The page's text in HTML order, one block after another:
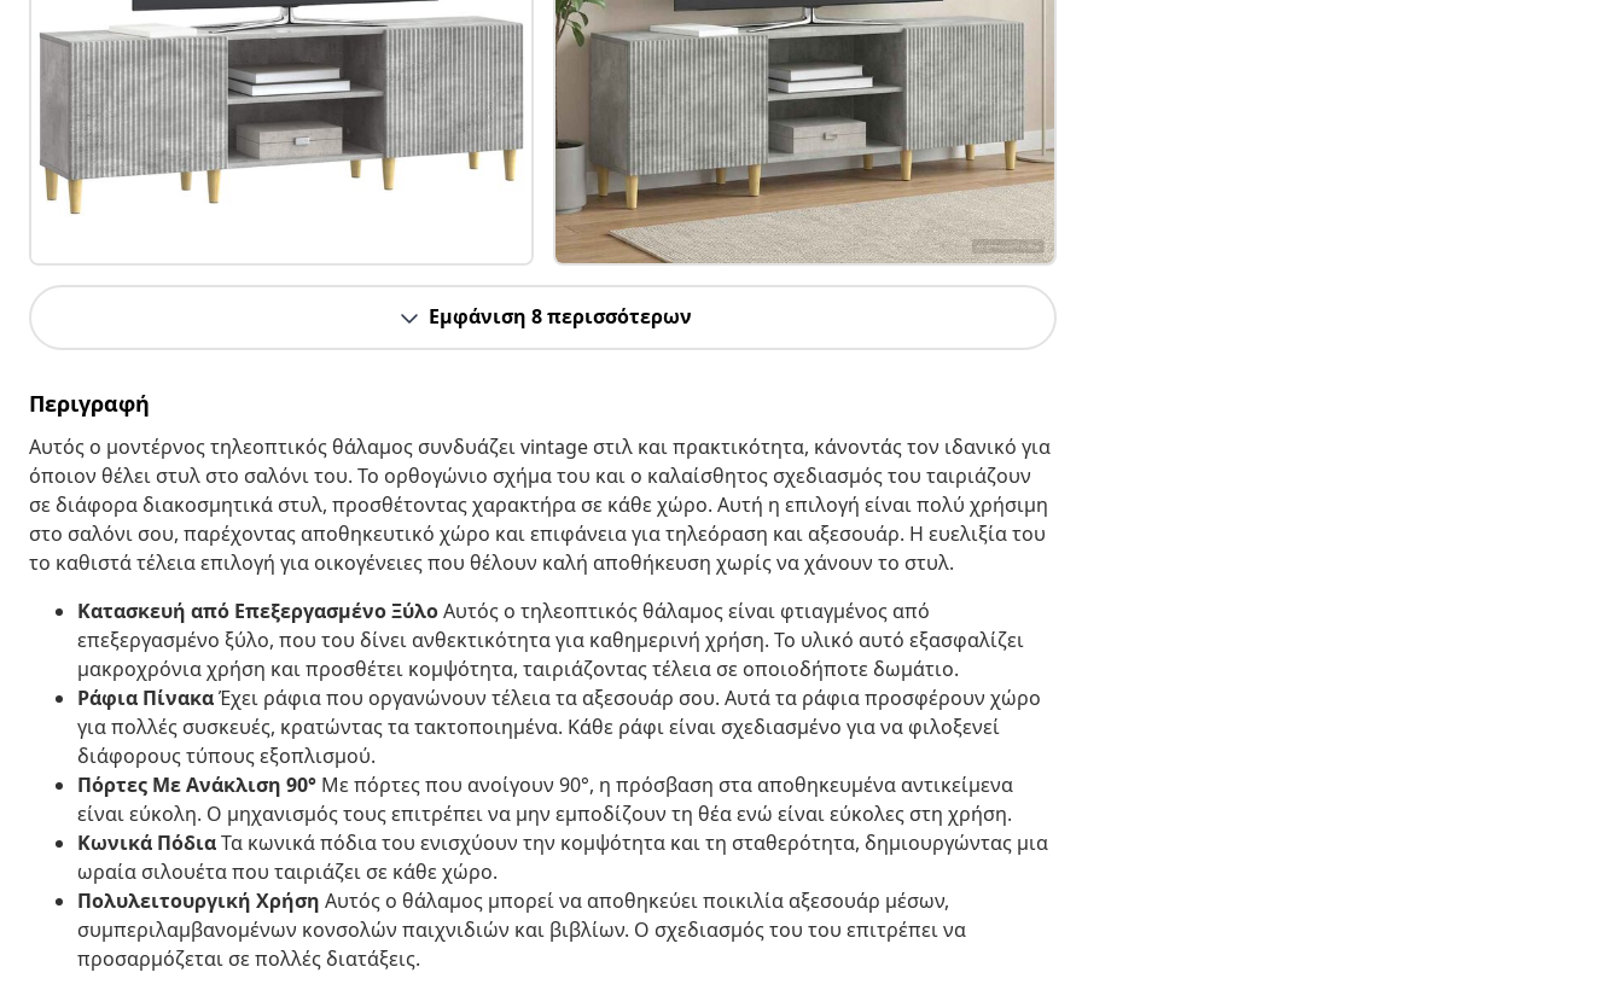
Εμφάνιση 8 περισσότερων
Περιγραφή
Αυτός ο μοντέρνος τηλεοπτικός θάλαμος συνδυάζει vintage στιλ και πρακτικότητα, κάνοντάς τον ιδανικό για
όποιον θέλει στυλ στο σαλόνι του. Το ορθογώνιο σχήμα του και ο καλαίσθητος σχεδιασμός του ταιριάζουν
σε διάφορα διακοσμητικά στυλ, προσθέτοντας χαρακτήρα σε κάθε χώρο. Αυτή η επιλογή είναι πολύ χρήσιμη
στο σαλόνι σου, παρέχοντας αποθηκευτικό χώρο και επιφάνεια για τηλεόραση και αξεσουάρ. Η ευελιξία του
το καθιστά τέλεια επιλογή για οικογένειες που θέλουν καλή αποθήκευση χωρίς να χάνουν το στυλ.
Κατασκευή από Επεξεργασμένο ΞύλοΑυτός ο τηλεοπτικός θάλαμος είναι φτιαγμένος από
επεξεργασμένο ξύλο, που του δίνει ανθεκτικότητα για καθημερινή χρήση. Το υλικό αυτό εξασφαλίζει
μακροχρόνια χρήση και προσθέτει κομψότητα, ταιριάζοντας τέλεια σε οποιοδήποτε δωμάτιο.
Ράφια ΠίνακαΈχει ράφια που οργανώνουν τέλεια τα αξεσουάρ σου. Αυτά τα ράφια προσφέρουν χώρο
για πολλές συσκευές, κρατώντας τα τακτοποιημένα. Κάθε ράφι είναι σχεδιασμένο για να φιλοξενεί
διάφορους τύπους εξοπλισμού.
Πόρτες Με Ανάκλιση 90° Με πόρτες που ανοίγουν 90°, η πρόσβαση στα αποθηκευμένα αντικείμενα
είναι εύκολη. Ο μηχανισμός τους επιτρέπει να μην εμποδίζουν τη θέα ενώ είναι εύκολες στη χρήση.
Κωνικά ΠόδιαΤα κωνικά πόδια του ενισχύουν την κομψότητα και τη σταθερότητα, δημιουργώντας μια
ωραία σιλουέτα που ταιριάζει σε κάθε χώρο.
Πολυλειτουργική Χρήση Αυτός ο θάλαμος μπορεί να αποθηκεύει ποικιλία αξεσουάρ μέσων,
συμπεριλαμβανομένων κονσολών παιχνιδιών και βιβλίων. Ο σχεδιασμός του του επιτρέπει να
προσαρμόζεται σε πολλές διατάξεις.